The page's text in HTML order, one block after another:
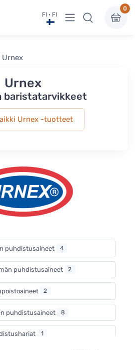
FI · FI Näytä valikko
0
Urnex
Urnex
baristatarvikkeet
Urnex -tuotteet
puhdistusaineet 4
puhdistusaineet 2
2
puhdistusaineet 8
1